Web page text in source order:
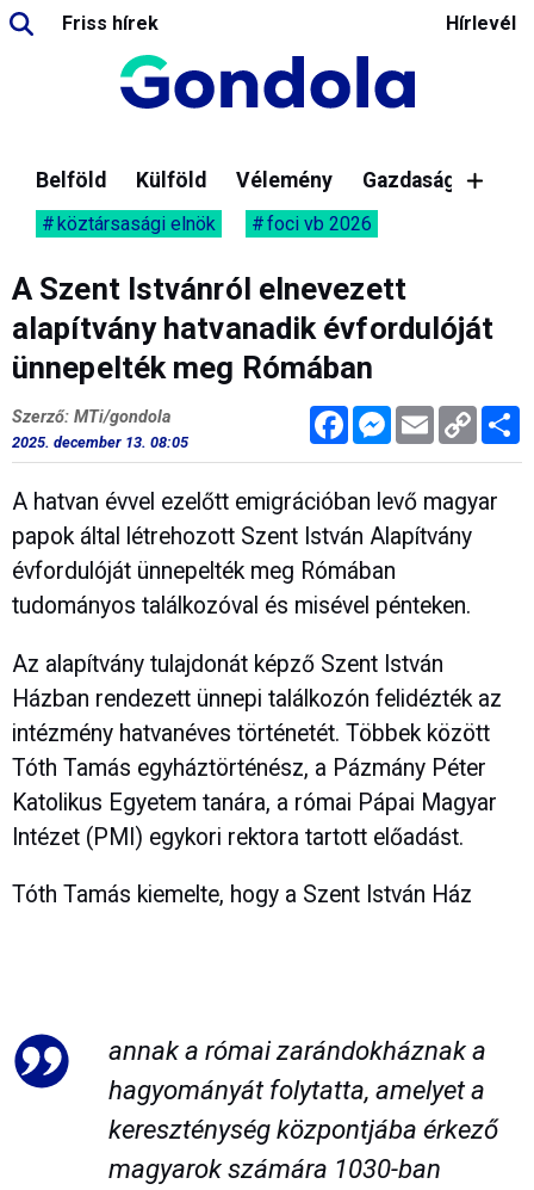
Friss hírek Hírlevél
Belföld Külföld Vélemény Gazdaság
köztársasági elnök foci vb 2026
A Szent Istvánról elnevezett
alapítvány hatvanadik évfordulóját
ünnepelték meg Rómában
FacebookMessenger
Email Copy
Link
Szerző: MTi/gondola
2025. december 13. 08:05
A hatvan évvel ezelőtt emigrációban levő magyar
papok által létrehozott Szent István Alapítvány
évfordulóját ünnepelték meg Rómában
tudományos találkozóval és misével pénteken.
Az alapítvány tulajdonát képző Szent István
Házban rendezett ünnepi találkozón felidézték az
intézmény hatvanéves történetét. Többek között
Tóth Tamás egyháztörténész, a Pázmány Péter
Katolikus Egyetem tanára, a római Pápai Magyar
Intézet (PMI) egykori rektora tartott előadást.
Tóth Tamás kiemelte, hogy a Szent István Ház
annak a római zarándokháznak a
hagyományát folytatta, amelyet a
kereszténység központjába érkező
magyarok számára 1030-ban